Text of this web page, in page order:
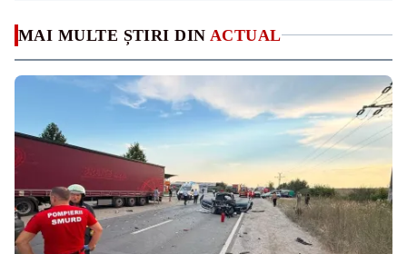
MAI MULTE ȘTIRI DIN ACTUAL